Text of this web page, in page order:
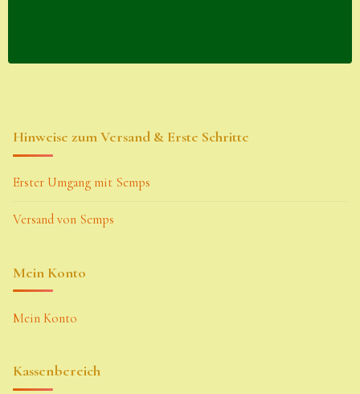
Hinweise zum Versand & Erste Schritte
Erster Umgang mit Semps
Versand von Semps
Mein Konto
Mein Konto
Kassenbereich